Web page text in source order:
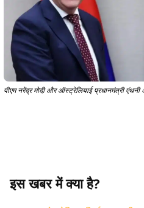
पीएम नरेंद्र मोदी और ऑस्ट्रेलियाई प्रधानमंत्री एंथनी
इस खबर में क्या है?